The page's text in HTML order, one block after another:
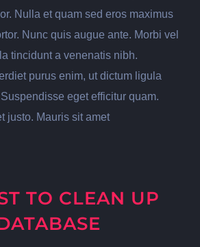
Nulla et quam sed eros maximus
Nunc quis augue ante. Morbi vel
tincidunt a venenatis nibh.
purus enim, ut dictum ligula
eget efficitur quam.
justo. Mauris sit amet
TO CLEAN UP